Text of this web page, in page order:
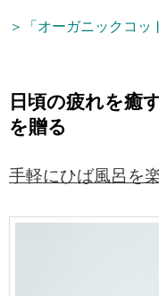
＞「オーガニックコ
日頃の疲れを癒
を贈る
手軽にひば風呂を